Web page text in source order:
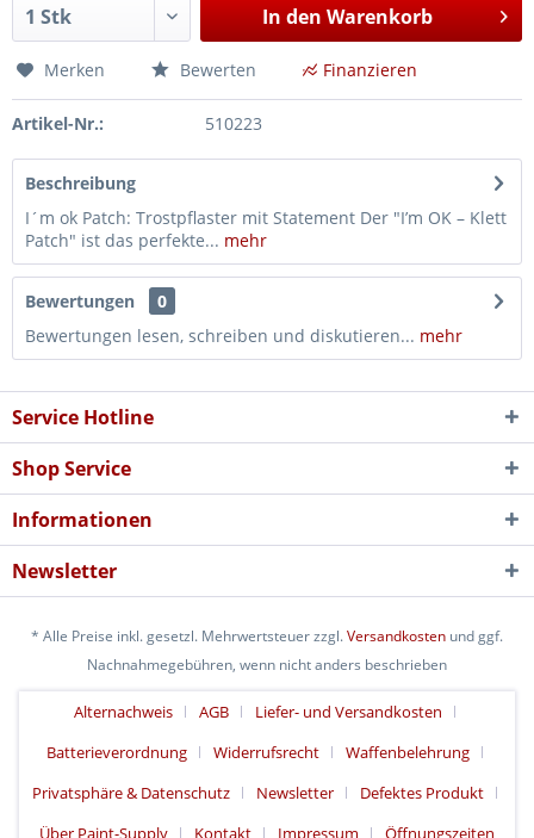
In den Warenkorb
Merken Bewerten Finanzieren
Artikel-Nr.: 510223
Beschreibung
I´m ok Patch: Trostpflaster mit Statement Der "I’m OK – Klett
Patch" ist das perfekte... mehr
Bewertungen
0
Bewertungen lesen, schreiben und diskutieren... mehr
Service Hotline
Shop Service
Informationen
Newsletter
* Alle Preise inkl. gesetzl. Mehrwertsteuer zzgl.Versandkosten und ggf.
Nachnahmegebühren, wenn nicht anders beschrieben
Alternachweis AGB
Liefer- und Versandkosten
Batterieverordnung
Widerrufsrecht
Waffenbelehrung
Privatsphäre & Datenschutz
Newsletter
Defektes Produkt
Über Paint-Supply
Kontakt Impressum Öffnungszeiten